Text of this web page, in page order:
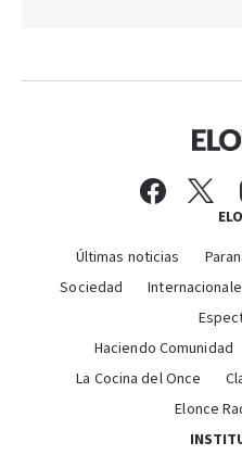
Últimas noticias
Sociedad
Haciendo Comunidad
La Cocina del Once
Elonce